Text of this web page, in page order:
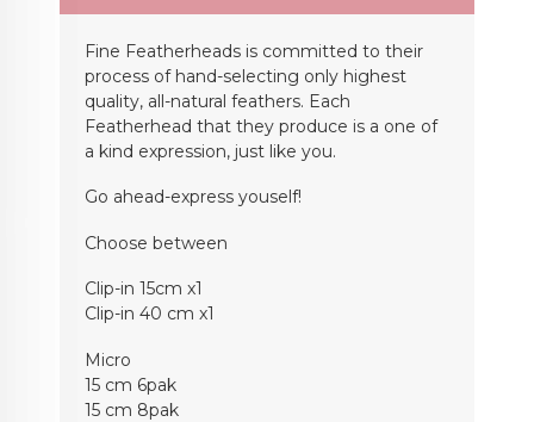
Fine Featherheads is committed to their
process of hand-selecting only highest
quality, all-natural feathers. Each
Featherhead that they produce is a one of
a kind expression, just like you.
Go ahead-express youself!
Choose between
Clip-in 15cm x1
Clip-in 40 cm x1
Micro
15 cm 6pak
15 cm 8pak